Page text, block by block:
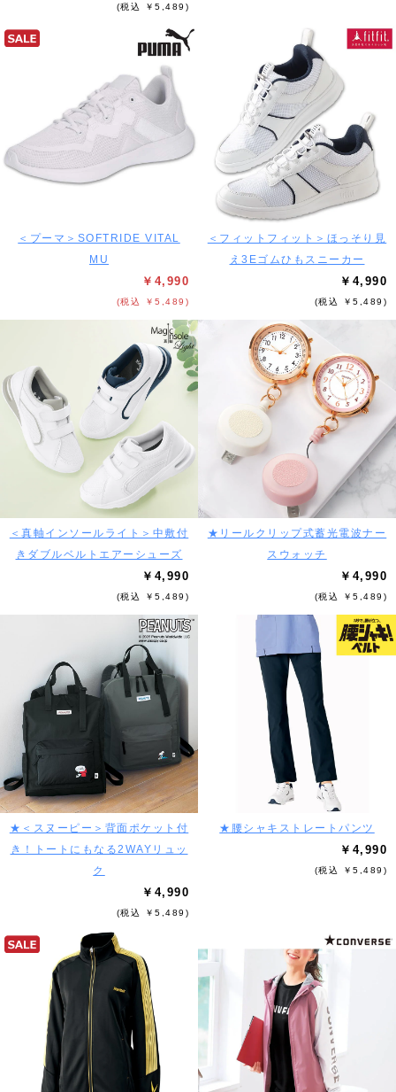
(税込 ￥5,489)
＜プーマ＞SOFTRIDE VITAL
MU
￥4,990
(税込 ￥5,489)
＜フィットフィット＞ほっそり見
え3Eゴムひもスニーカー
￥4,990
(税込 ￥5,489)
＜真軸インソールライト＞中敷付
きダブルベルトエアーシューズ
￥4,990
(税込 ￥5,489)
★リールクリップ式蓄光電波ナー
スウォッチ
￥4,990
(税込 ￥5,489)
★＜スヌーピー＞背面ポケット付
き！トートにもなる2WAYリュッ
ク
￥4,990
(税込 ￥5,489)
★腰シャキストレートパンツ
￥4,990
(税込 ￥5,489)